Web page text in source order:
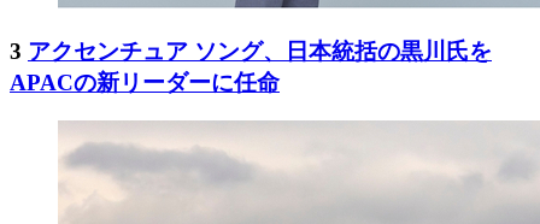
3 アクセンチュア ソング、日本統括の黒川氏を
APACの新リーダーに任命